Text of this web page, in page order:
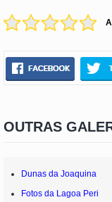
OUTRAS
Dunas da Joaquina
Fotos da Lagoa Peri